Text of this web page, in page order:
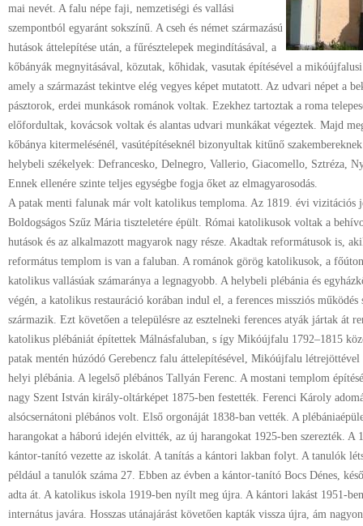
mai nevét. A falu népe faji, nemzetiségi és vallási
szempontból egyaránt sokszínű. A cseh és német származású
hutások áttelepítése után, a fűrésztelepek megindításával, a
kőbányák megnyitásával, közutak, kőhidak, vasutak építésével a mikóújfalusi
amely a származást tekintve elég vegyes képet mutatott. Az udvari népet a
pásztorok, erdei munkások románok voltak. Ezekhez tartoztak a roma
előfordultak, kovácsok voltak és alantas udvari munkákat végeztek. Majd
kőbánya kitermelésénél, vasútépítéseknél bizonyultak kitűnő
helybeli székelyek: Defrancesko, Delnegro, Vallerio, Giacomello, Sztréza,
Ennek ellenére szinte teljes egységbe fogja őket az elmagyarosodás.
A patak menti falunak már volt katolikus temploma. Az 1819. évi vizitációs
Boldogságos Szűz Mária tiszteletére épült. Római katolikusok voltak a
hutások és az alkalmazott magyarok nagy része. Akadtak reformátusok is,
református templom is van a faluban. A románok görög katolikusok, a
katolikus vallásúak számaránya a legnagyobb. A helybeli plébánia és
végén, a katolikus restauráció korában indul el, a ferences missziós
származik. Ezt követően a településre az esztelneki ferences atyák jártak át
katolikus plébániát építettek Málnásfaluban, s így Mikóújfalu 1792–1815
patak mentén húzódó Gerebencz falu áttelepítésével, Mikóújfalu létrejöttével
helyi plébánia. A legelső plébános Tallyán Ferenc. A mostani templom
nagy Szent István király-oltárképet 1875-ben festették. Ferenci Károly
alsócsernátoni plébános volt. Első orgonáját 1838-ban vették. A
harangokat a háború idején elvitték, az új harangokat 1925-ben szerezték. A
kántor-tanító vezette az iskolát. A tanítás a kántori lakban folyt. A tanulók
például a tanulók száma 27. Ebben az évben a kántor-tanító Bocs Dénes,
adta át. A katolikus iskola 1919-ben nyílt meg újra. A kántori lakást 1951-
internátus javára. Hosszas utánajárást követően kapták vissza újra, ám